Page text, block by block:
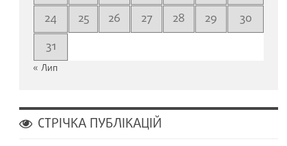
24
25 26 27 28 29
30
31
« Лип
СТРІЧКА ПУБЛІКАЦІЙ